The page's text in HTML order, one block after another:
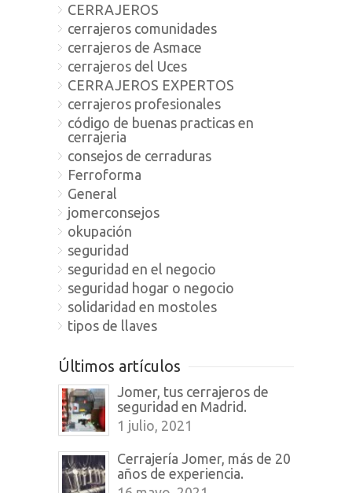
CERRAJEROS
cerrajeros comunidades
cerrajeros de Asmace
cerrajeros del Uces
CERRAJEROS EXPERTOS
cerrajeros profesionales
código de buenas practicas en
cerrajeria
consejos de cerraduras
Ferroforma
General
jomerconsejos
okupación
seguridad
seguridad en el negocio
seguridad hogar o negocio
solidaridad en mostoles
tipos de llaves
Últimos artículos
Jomer, tus cerrajeros de
seguridad en Madrid.
1 julio, 2021
Cerrajería Jomer, más de 20
años de experiencia.